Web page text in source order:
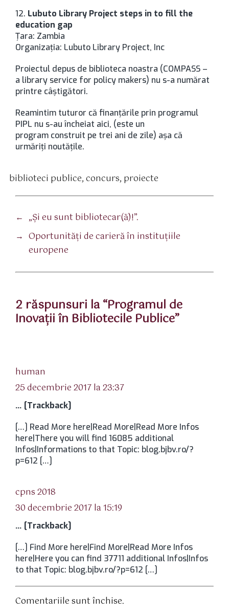
12. Lubuto Library Project steps in to fill the
education gap
Ţara: Zambia
Organizaţia: Lubuto Library Project, Inc
Proiectul depus de biblioteca noastra (COMPASS –
a library service for policy makers) nu s-a numărat
printre câştigători.
Reamintim tuturor că finanţările prin programul
PIPL nu s-au încheiat aici, (este un
program construit pe trei ani de zile) aşa că
urmăriţi noutăţile.
biblioteci publice,concurs, proiecte
← „Şi eu sunt bibliotecar(ă)!”.
→ Oportunităţi de carieră în instituţiile
europene
2 răspunsuri la “Programul de
Inovaţii în Bibliotecile Publice”
human
25 decembrie 2017 la 23:37
… [Trackback]
[…] Read More here|Read More|Read More Infos
here|There you will find 16085 additional
Infos|Informations to that Topic: blog.bjbv.ro/?
p=612 […]
cpns 2018
30 decembrie 2017 la 15:19
… [Trackback]
[…] Find More here|Find More|Read More Infos
here|Here you can find 37711 additional Infos|Infos
to that Topic: blog.bjbv.ro/?p=612 […]
Comentariile sunt închise.